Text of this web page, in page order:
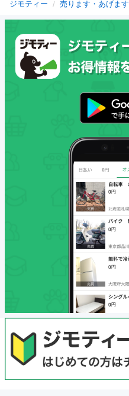
ジモティー 売ります・あげます